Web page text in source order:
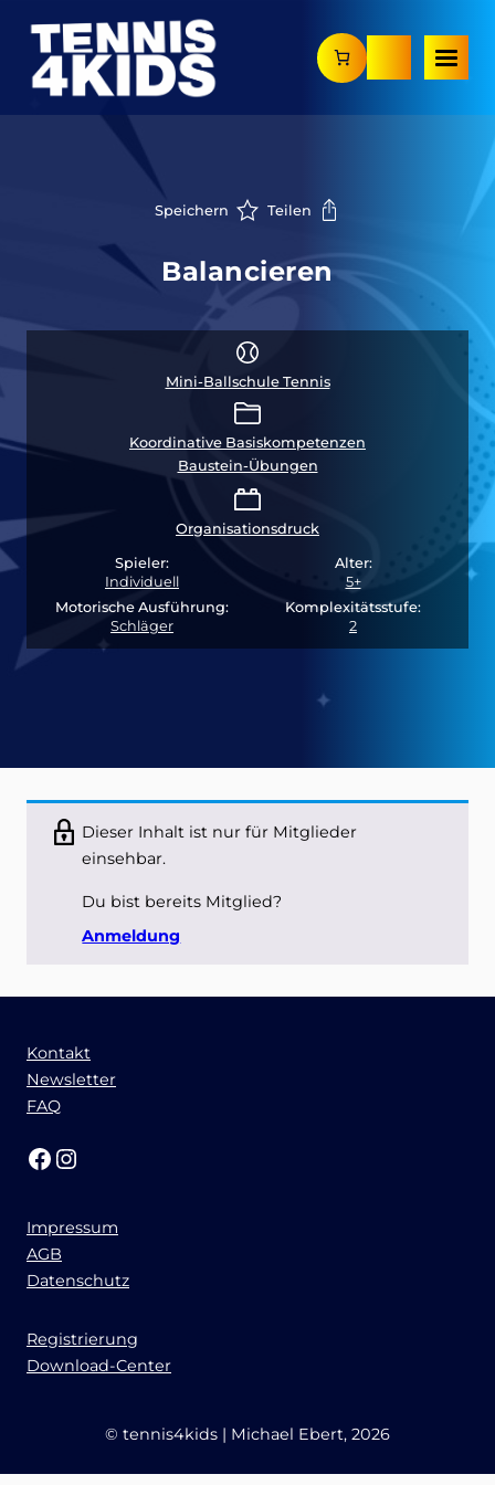
Inhalt
springen
Speichern Teilen
Balancieren
Mini-Ballschule Tennis
Koordinative Basiskompetenzen
Baustein-Übungen
Organisationsdruck
Spieler:
Individuell
Alter:
5+
Motorische Ausführung:
Schläger
Komplexitätsstufe:
2
Dieser Inhalt ist nur für Mitglieder
einsehbar.
Du bist bereits Mitglied?
Anmeldung
Kontakt
Newsletter
FAQ
Facebook Instagram
Impressum
AGB
Datenschutz
Registrierung
Download-Center
© tennis4kids | Michael Ebert, 2026